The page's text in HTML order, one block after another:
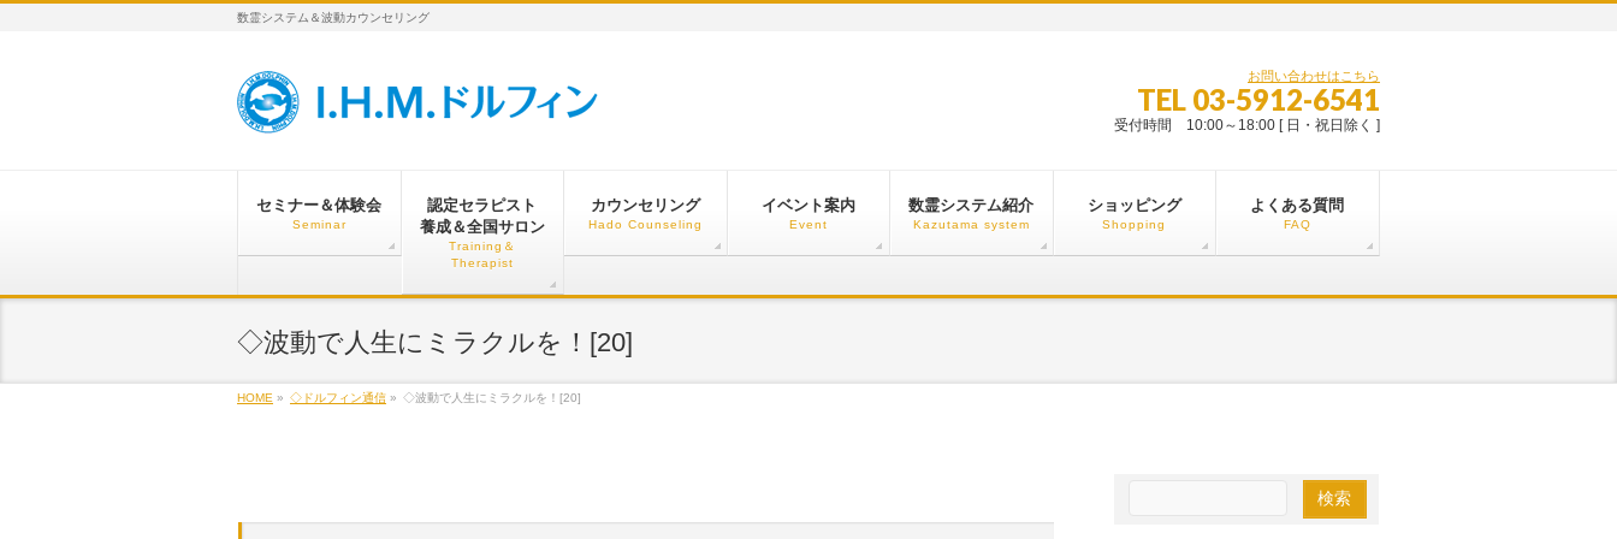
数霊システム＆波動カウンセリング
お問い合わせはこちら
TEL 03-5912-6541
受付時間 10:00～18:00 [ 日・祝日除く ]
セミナー＆体験会
Seminar
認定セラピスト
養成＆全国サロン
Training＆
Therapist
カウンセリング
Hado Counseling
イベント案内
Event
数霊システム紹介
Kazutama system
ショッピング
Shopping
よくある質問
FAQ
◇波動で人生にミラクルを！[20]
HOME » ◇ドルフィン通信 » ◇波動で人生にミラクルを！[20]